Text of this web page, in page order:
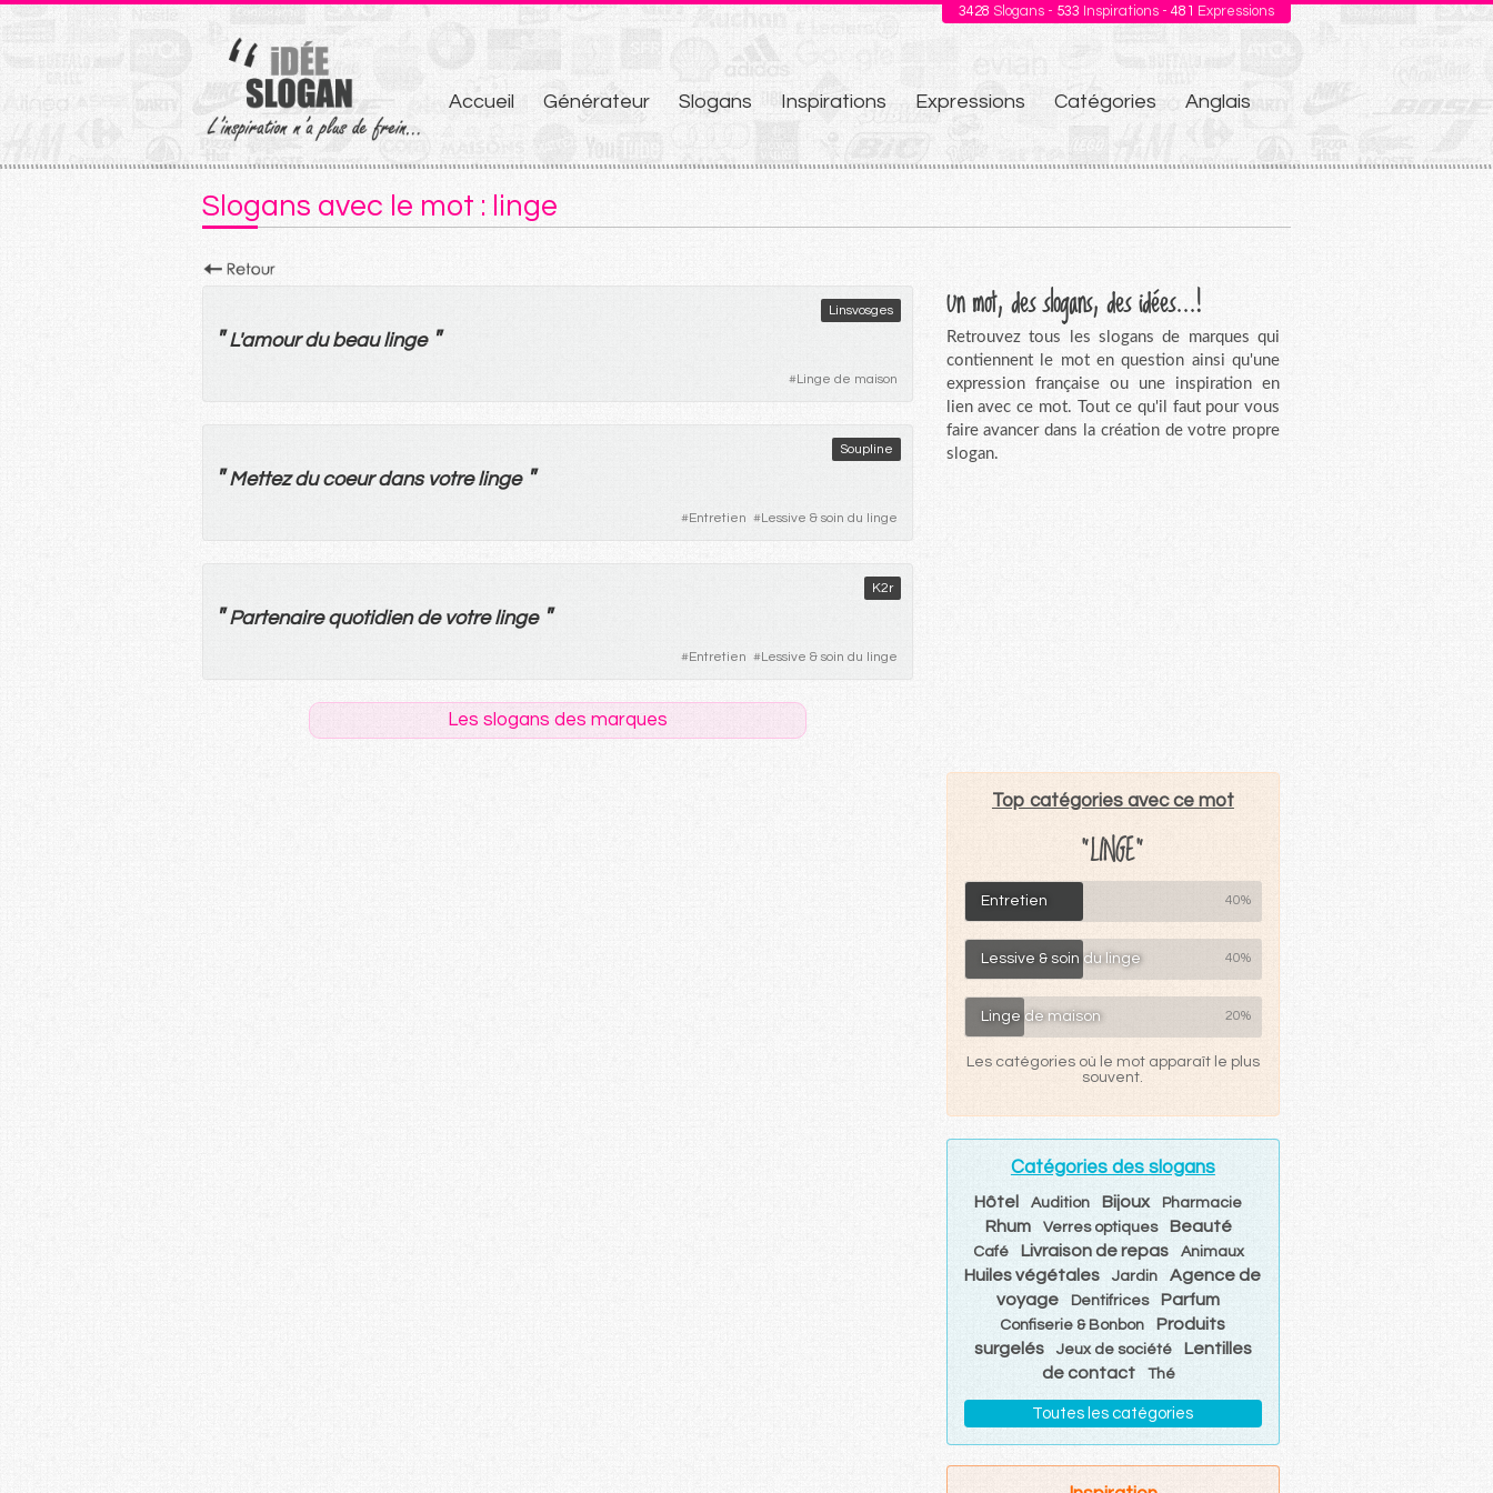
3428 Slogans - 533 Inspirations - 481 Expressions
Aller
au
contenu
Accueil Générateur Slogans Inspirations Expressions Catégories Anglais
Slogans avec le mot : linge
Linsvosges
"L'amour du beau linge "
#Linge de maison
Soupline
" Mettez du coeur dans votre linge "
#Entretien #Lessive & soin du linge
K2r
" Partenaire quotidien de votre linge "
#Entretien #Lessive & soin du linge
Les slogans des marques
Un mot, des slogans, des idées...!
Retrouvez tous les slogans de marques qui
contiennent le mot en question ainsi qu'une
expression française ou une inspiration en
lien avec ce mot. Tout ce qu'il faut pour vous
faire avancer dans la création de votre propre
slogan.
Top catégories avec ce mot
"LINGE"
Entretien 40%
Lessive & soin du linge 40%
Linge de maison 20%
Les catégories où le mot apparaît le plus
souvent.
Catégories des slogans
Hôtel Audition Bijoux Pharmacie
Rhum Verres optiques Beauté
Café Livraison de repas Animaux
Huiles végétales Jardin
Agence de
voyage
Dentifrices Parfum
Confiserie & Bonbon
Produits
surgelés
Jeux de société
Lentilles
de contact
Thé
Toutes les catégories